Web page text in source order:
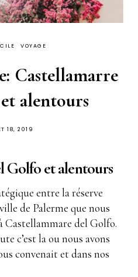
VOYAGE
Castellamarre
alentours
18, 2019
Golfo et alentours
entre la réserve
de Palerme que nous
Castellammare del Golfo.
c’est la ou nous avons
convenait et dans nos